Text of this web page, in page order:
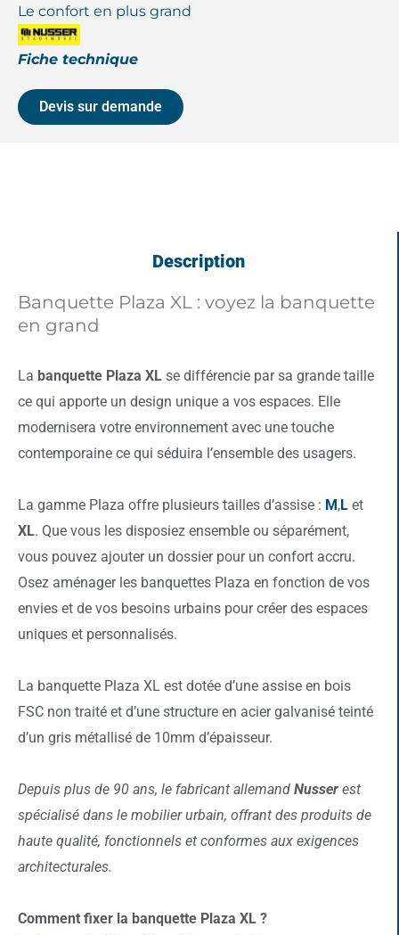
Le confort en plus grand
Fiche technique
Devis sur demande
Description
Banquette Plaza XL : voyez la banquette
en grand
La banquette Plaza XL se différencie par sa grande taille
ce qui apporte un design unique a vos espaces. Elle
modernisera votre environnement avec une touche
contemporaine ce qui séduira l’ensemble des usagers.
La gamme Plaza offre plusieurs tailles d’assise : M,L et
XL. Que vous les disposiez ensemble ou séparément,
vous pouvez ajouter un dossier pour un confort accru.
Osez aménager les banquettes Plaza en fonction de vos
envies et de vos besoins urbains pour créer des espaces
uniques et personnalisés.
La banquette Plaza XL est dotée d’une assise en bois
FSC non traité et d’une structure en acier galvanisé teinté
d’un gris métallisé de 10mm d’épaisseur.
Depuis plus de 90 ans, le fabricant allemand Nusser est
spécialisé dans le mobilier urbain, offrant des produits de
haute qualité, fonctionnels et conformes aux exigences
architecturales.
Comment fixer la banquette Plaza XL ?